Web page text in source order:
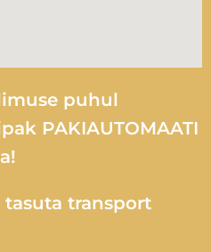
puhul
PAKIAUTOMAATI
tasuta transport